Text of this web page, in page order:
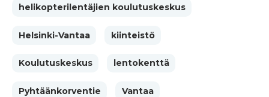
helikopterilentäjien koulutuskeskus
Helsinki-Vantaa kiinteistö
Koulutuskeskus lentokenttä
Pyhtäänkorventie Vantaa